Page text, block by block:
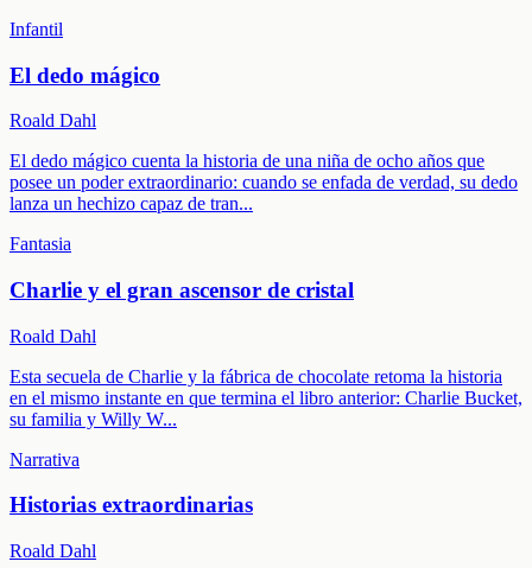
Infantil
El dedo mágico
Roald Dahl
El dedo mágico cuenta la historia de una niña de ocho años que
posee un poder extraordinario: cuando se enfada de verdad, su dedo
lanza un hechizo capaz de tran...
Fantasia
Charlie y el gran ascensor de cristal
Roald Dahl
Esta secuela de Charlie y la fábrica de chocolate retoma la historia
en el mismo instante en que termina el libro anterior: Charlie Bucket,
su familia y Willy W...
Narrativa
Historias extraordinarias
Roald Dahl